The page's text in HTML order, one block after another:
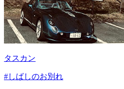
タスカン
#しばしのお別れ